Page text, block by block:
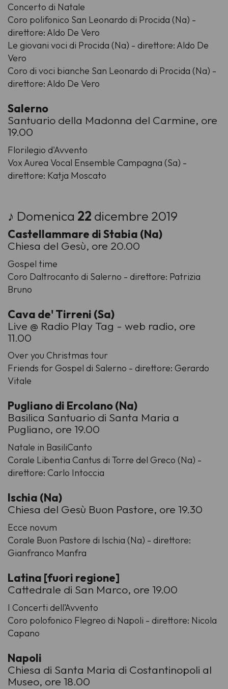
Concerto di Natale
Coro polifonico San Leonardo di Procida (Na) -
direttore: Aldo De Vero
Le giovani voci di Procida (Na) - direttore: Aldo De
Vero
Coro di voci bianche San Leonardo di Procida (Na) -
direttore: Aldo De Vero
Salerno
Santuario della Madonna del Carmine, ore
19.00
Florilegio d'Avvento
Vox Aurea Vocal Ensemble Campagna (Sa) -
direttore: Katja Moscato
♪ Domenica 22 dicembre 2019
Castellammare di Stabia (Na)
Chiesa del Gesù, ore 20.00
Gospel time
Coro Daltrocanto di Salerno - direttore: Patrizia
Bruno
Cava de' Tirreni (Sa)
Live @ Radio Play Tag - web radio, ore
11.00
Over you Christmas tour
Friends for Gospel di Salerno - direttore: Gerardo
Vitale
Pugliano di Ercolano (Na)
Basilica Santuario di Santa Maria a
Pugliano, ore 19.00
Natale in BasiliCanto
Corale Libentia Cantus di Torre del Greco (Na) -
direttore: Carlo Intoccia
Ischia (Na)
Chiesa del Gesù Buon Pastore, ore 19.30
Ecce novum
Corale Buon Pastore di Ischia (Na) - direttore:
Gianfranco Manfra
Latina [fuori regione]
Cattedrale di San Marco, ore 19.00
I Concerti dell’Avvento
Coro polofonico Flegreo di Napoli - direttore: Nicola
Capano
Napoli
Chiesa di Santa Maria di Costantinopoli al
Museo, ore 18.00